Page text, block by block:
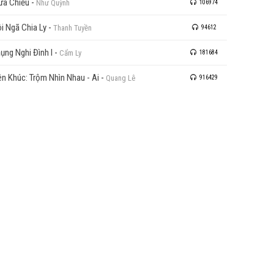
Chiều - Như Quỳnh 106974
Ngã Chia Ly - Thanh Tuyền 94612
Nghi Đình I - Cẩm Ly 181684
Khúc: Trộm Nhìn Nhau - Ai - Quang Lê 916429